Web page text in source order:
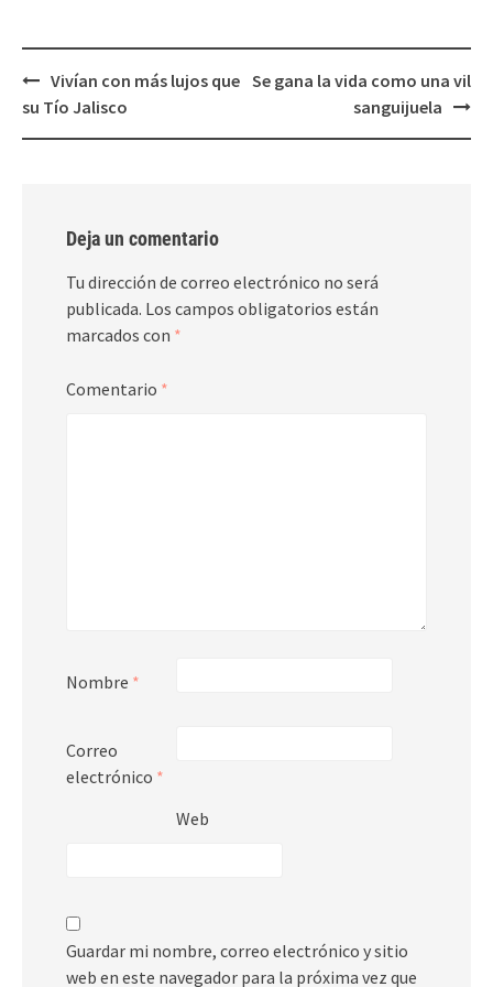
Post
navigation
Vivían con más lujos que
su Tío Jalisco
Se gana la vida como una vil
sanguijuela
Deja un comentario
Tu dirección de correo electrónico no será
publicada. Los campos obligatorios están
marcados con *
Comentario *
Nombre *
Correo
electrónico *
Web
Guardar mi nombre, correo electrónico y sitio
web en este navegador para la próxima vez que